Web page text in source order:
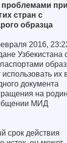
проблемами
стран с
образца
2016,
Узбекистана
использовать их
документа
на
МИД
срок действия